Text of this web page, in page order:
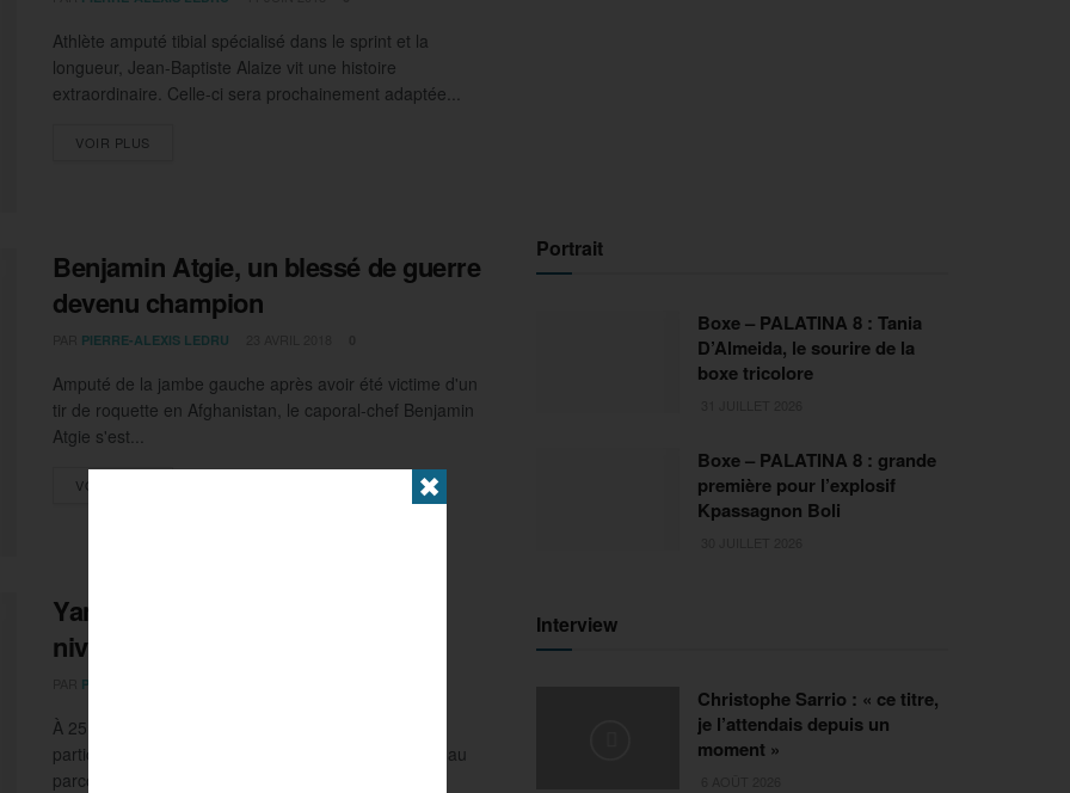
Athlète amputé tibial spécialisé dans le sprint et la
longueur, Jean-Baptiste Alaize vit une histoire
extraordinaire. Celle-ci sera prochainement adaptée...
VOIR PLUS
Benjamin Atgie, un blessé de guerre
devenu champion
PIERRE-ALEXIS LEDRU
Amputé de la jambe gauche après avoir été victime d'un
tir de roquette en Afghanistan, le caporal-chef Benjamin
Atgie s'est...
VOIR PLUS
Yannick Ifébé brille à tous les
niveaux
PIERRE-ALEXIS LEDRU
À 25 ans, Yannick Ifébé dispose déjà d'un palmarès
particulièrement étoffé. Mais l'escrimeur handisport, au
parcours scolaire exemplaire, pourrait le...
Portrait
Boxe – PALATINA 8 : Tania
D’Almeida, le sourire de la
boxe tricolore
Boxe – PALATINA 8 : grande
première pour l’explosif
Kpassagnon Boli
Interview
Christophe Sarrio : « ce titre,
je l’attendais depuis un
moment »
✖